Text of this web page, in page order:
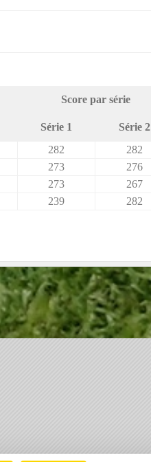
Score par série
Série 1 Série 2
282 282
273 276
273 267
239 282